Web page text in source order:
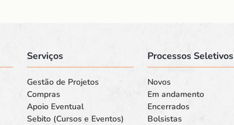
Serviços
Gestão de Projetos
Compras
Apoio Eventual
Sebito (Cursos e Eventos)
Processos Seletivos
Novos
Em andamento
Encerrados
Bolsistas